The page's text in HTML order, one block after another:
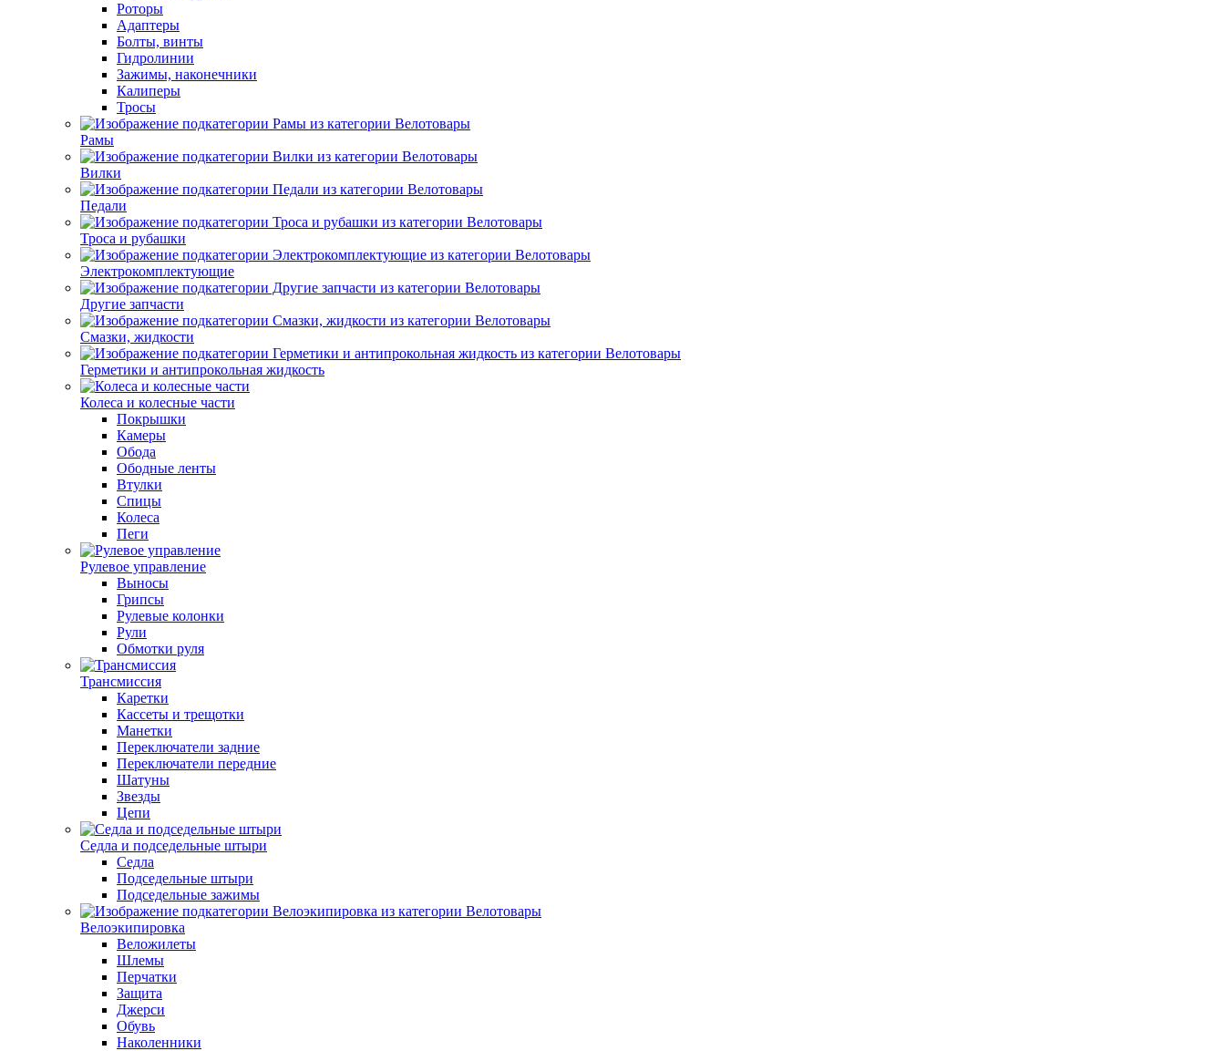
Роторы
Адаптеры
Болты, винты
Гидролинии
Зажимы, наконечники
Калиперы
Тросы
Рамы
Вилки
Педали
Троса и рубашки
Электрокомплектующие
Другие запчасти
Смазки, жидкости
Герметики и антипрокольная жидкость
Колеса и колесные части
Покрышки
Камеры
Обода
Ободные ленты
Втулки
Спицы
Колеса
Пеги
Рулевое управление
Выносы
Грипсы
Рулевые колонки
Рули
Обмотки руля
Трансмиссия
Каретки
Кассеты и трещотки
Манетки
Переключатели задние
Переключатели передние
Шатуны
Звезды
Цепи
Седла и подседельные штыри
Седла
Подседельные штыри
Подседельные зажимы
Велоэкипировка
Веложилеты
Шлемы
Перчатки
Защита
Джерси
Обувь
Наколенники